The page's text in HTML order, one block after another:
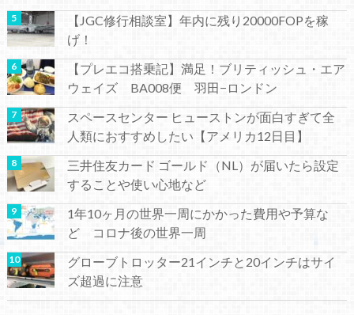
【JGC修行相談室】年内に残り20000FOPを稼
げ！
【プレエコ搭乗記】満足！ブリティッシュ・エア
ウェイズ BA008便 羽田−ロンドン
スペースセンター ヒューストンが面白すぎて全
人類におすすめしたい【アメリカ12日目】
三井住友カード ゴールド（NL）が届いたら設定
することや使い心地など
1年10ヶ月の世界一周にかかった費用や予算な
ど コロナ後の世界一周
グローブトロッター21インチと20インチはサイ
ズ超過に注意